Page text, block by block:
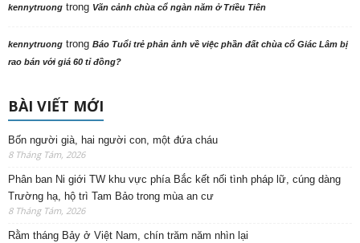
kennytruong trong Vãn cảnh chùa cổ ngàn năm ở Triều Tiên
kennytruong trong Báo Tuổi trẻ phản ảnh về việc phần đất chùa cổ Giác Lâm bị
rao bán với giá 60 tỉ đồng?
BÀI VIẾT MỚI
Bốn người già, hai người con, một đứa cháu
8 Tháng Tám, 2026
Phân ban Ni giới TW khu vực phía Bắc kết nối tình pháp lữ, cúng dàng
Trường hạ, hộ trì Tam Bảo trong mùa an cư
8 Tháng Tám, 2026
Rằm tháng Bảy ở Việt Nam, chín trăm năm nhìn lại